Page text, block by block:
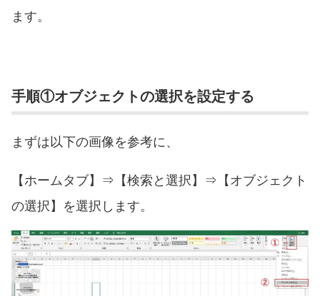
ます。
手順①オブジェクトの選択を設定する
まずは以下の画像を参考に、
【ホームタブ】⇒【検索と選択】⇒【オブジェクト
の選択】を選択します。